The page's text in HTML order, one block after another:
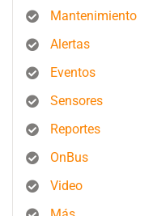
Mantenimiento
Alertas
Eventos
Sensores
Reportes
OnBus
Video